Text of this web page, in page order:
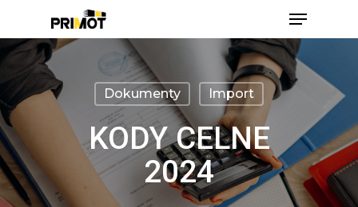
main
content
Menu
Dokumenty Import
KODY CELNE
2024